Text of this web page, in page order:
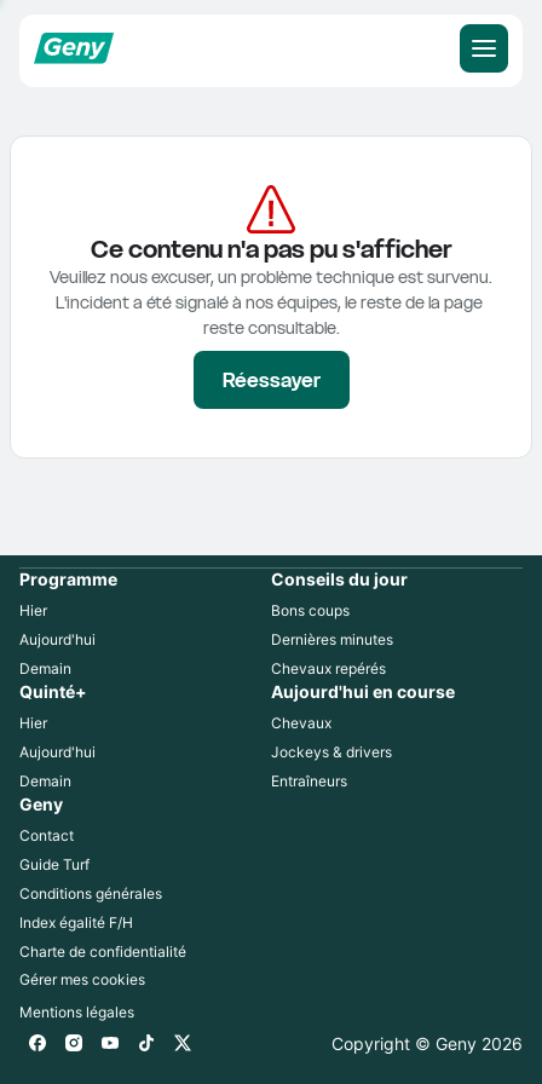
Ce contenu n'a pas pu s'afficher
Veuillez nous excuser, un problème technique est survenu.
L'incident a été signalé à nos équipes, le reste de la page
reste consultable.
Réessayer
Programme
Hier
Aujourd'hui
Demain
Conseils du jour
Bons coups
Dernières minutes
Chevaux repérés
Quinté+
Hier
Aujourd'hui
Demain
Aujourd'hui en course
Chevaux
Jockeys & drivers
Entraîneurs
Geny
Contact
Guide Turf
Conditions générales
Index égalité F/H
Charte de confidentialité
Gérer mes cookies
Mentions légales
Copyright © Geny 2026